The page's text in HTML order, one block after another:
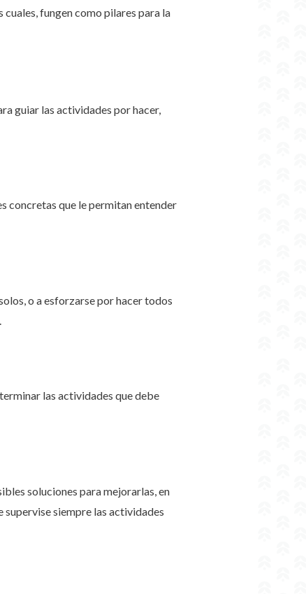
fungen como pilares para la
guiar las actividades por hacer,
concretas que le permitan entender
o a esforzarse por hacer todos
las actividades que debe
soluciones para mejorarlas, en
supervise siempre las actividades